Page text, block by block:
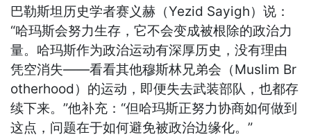
巴勒斯坦历史学者赛义赫（Yezid Sayigh）说：
“哈玛斯会努力生存，它不会变成被根除的政治力
量。哈玛斯作为政治运动有深厚历史，没有理由
凭空消失——看看其他穆斯林兄弟会（Muslim Br
otherhood）的运动，即便失去武装部队，也都存
续下来。”他补充：“但哈玛斯正努力协商如何做到
这点，问题在于如何避免被政治边缘化。”